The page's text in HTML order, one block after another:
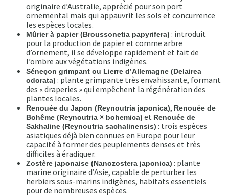
originaire d’Australie, apprécié pour son port
ornemental mais qui appauvrit les sols et concurrence
les espèces locales.
Mûrier à papier (Broussonetia papyrifera) : introduit
pour la production de papier et comme arbre
d’ornement, il se développe rapidement et fait de
l’ombre aux végétations indigènes.
Séneçon grimpant ou Lierre d’Allemagne (Delairea
odorata) : plante grimpante très envahissante, formant
des « draperies » qui empêchent la régénération des
plantes locales.
Renouée du Japon (Reynoutria japonica), Renouée de
Bohême (Reynoutria × bohemica) et Renouée de
Sakhaline (Reynoutria sachalinensis) : trois espèces
asiatiques déjà bien connues en Europe pour leur
capacité à former des peuplements denses et très
difficiles à éradiquer.
Zostère japonaise (Nanozostera japonica) : plante
marine originaire d’Asie, capable de perturber les
herbiers sous-marins indigènes, habitats essentiels
pour de nombreuses espèces.